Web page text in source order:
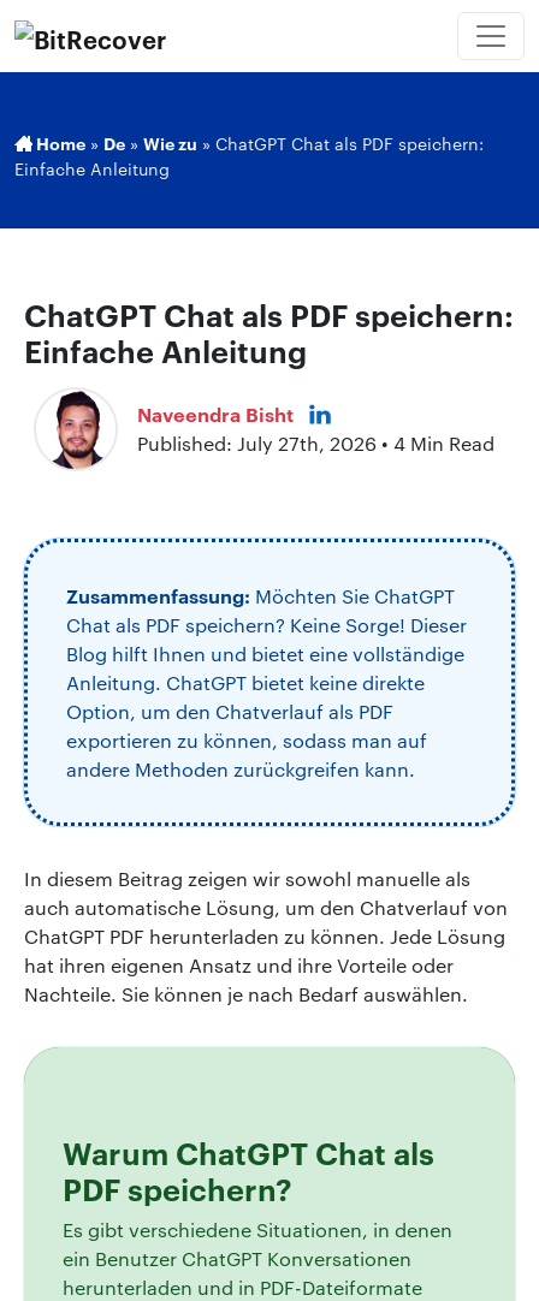
Home » De » Wie zu » ChatGPT Chat als PDF speichern:
Einfache Anleitung
ChatGPT Chat als PDF speichern:
Einfache Anleitung
Naveendra Bisht
Published: July 27th, 2026 • 4 Min Read
Zusammenfassung: Möchten Sie ChatGPT
Chat als PDF speichern? Keine Sorge! Dieser
Blog hilft Ihnen und bietet eine vollständige
Anleitung. ChatGPT bietet keine direkte
Option, um den Chatverlauf als PDF
exportieren zu können, sodass man auf
andere Methoden zurückgreifen kann.
In diesem Beitrag zeigen wir sowohl manuelle als
auch automatische Lösung, um den Chatverlauf von
ChatGPT PDF herunterladen zu können. Jede Lösung
hat ihren eigenen Ansatz und ihre Vorteile oder
Nachteile. Sie können je nach Bedarf auswählen.
Warum ChatGPT Chat als
PDF speichern?
Es gibt verschiedene Situationen, in denen
ein Benutzer ChatGPT Konversationen
herunterladen und in PDF-Dateiformate